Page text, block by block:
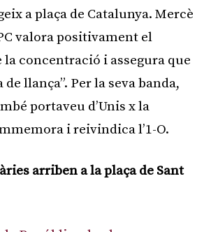
a plaça de Catalunya. Mercè
valora positivament el
la concentració i assegura que
de llança”. Per la seva banda,
portaveu d’Unis x la
i reivindica l’1-O.
arriben a la plaça de Sant